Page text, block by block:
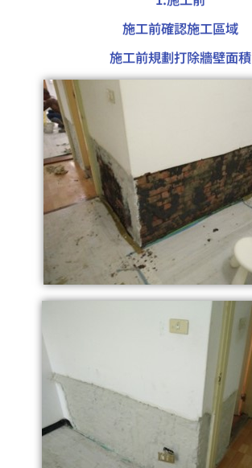
施工前確認施工區域
施工前規劃打除牆壁面積